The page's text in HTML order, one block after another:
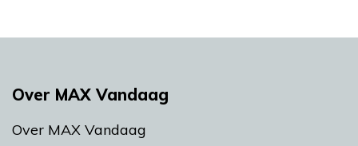
Over MAX Vandaag
Over MAX Vandaag